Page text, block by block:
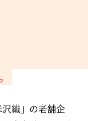
織」の老舗企